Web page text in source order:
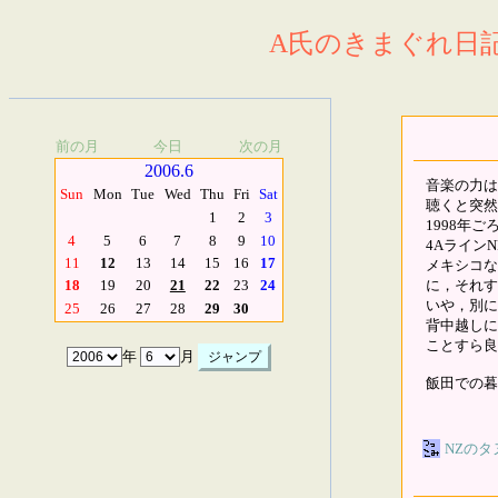
A氏のきまぐれ日
前の月 今日 次の月
2006.6
Sun Mon Tue Wed Thu Fri Sat
1
2
3
4
5 6 7 8 9
10
11
12 13 14 15 16
17
18
19 20 21 22 23
24
25
26 27 28 29 30
年 月
音楽の力
聴くと突
1998年ご
4Aライン
メキシコ
に，それ
いや，別
背中越し
ことすら
飯田での
NZのタ